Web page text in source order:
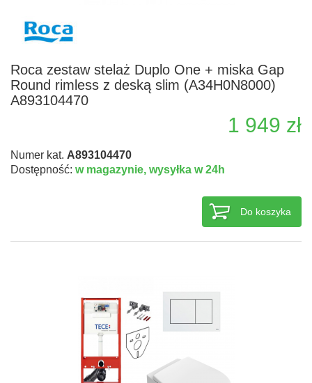
Roca zestaw stelaż Duplo One + miska Gap
Round rimless z deską slim (A34H0N8000)
A893104470
1 949 zł
Numer kat. A893104470
Dostępność: w magazynie, wysyłka w 24h
Do koszyka